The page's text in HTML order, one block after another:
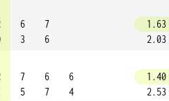
6
3
7
6
1.63
2.03
7
5
6
7
6
4
1.40
2.53